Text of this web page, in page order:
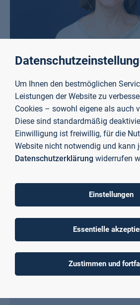
Jeanette Merbt
Wissenschaftliche Mitarbeiterin Fakultät
Würzburger Straße 45
Raum C01/02/108
jeanette.merbt@th-ab.de
E-Mail schreiben
Häufig gestellte Fragen
Um Ihnen den bestmöglichen
Leistungen der Website zu
Cookies – sowohl eigene als auch
Diese sind standardmäßig
Einwilligung ist freiwillig, für die
Website nicht notwendig und kann
Datenschutzerklärung widerrufen
Einstellungen
Essentielle
Zustimmen und